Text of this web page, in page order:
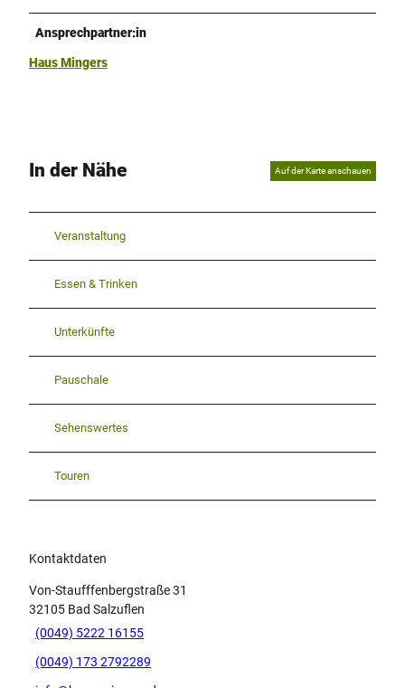
Ansprechpartner:in
Haus Mingers
In der Nähe Auf der Karte anschauen
Veranstaltung
Essen & Trinken
Unterkünfte
Pauschale
Sehenswertes
Touren
Kontaktdaten
Von-Staufffenbergstraße 31
32105 Bad Salzuflen
(0049) 5222 16155
(0049) 173 2792289